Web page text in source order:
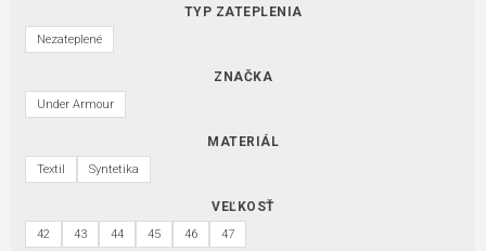
TYP ZATEPLENIA
Nezateplené
ZNAČKA
Under Armour
MATERIÁL
Textil Syntetika
VEĽKOSŤ
42 43 44 45 46 47